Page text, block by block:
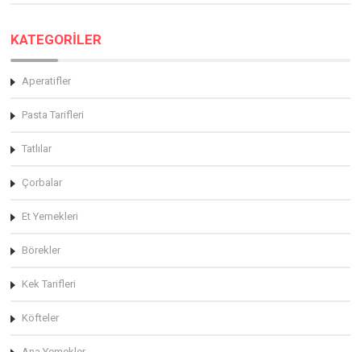
KATEGORİLER
Aperatifler
Pasta Tarifleri
Tatlılar
Çorbalar
Et Yemekleri
Börekler
Kek Tarifleri
Köfteler